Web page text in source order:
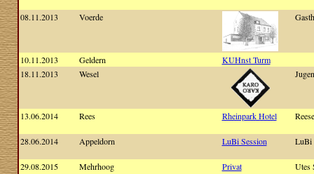
08.11.2013 Voerde
10.11.2013 Geldern
KUHnst Turm
18.11.2013
Wesel
13.06.2014 Rees Rheinpark Hotel
28.06.2014 Appeldorn LuBi Session LuBi
29.08.2015 Mehrhoog Privat Utes